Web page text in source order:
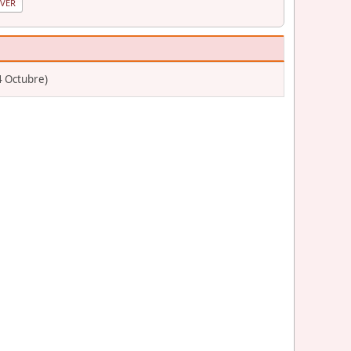
Octubre)